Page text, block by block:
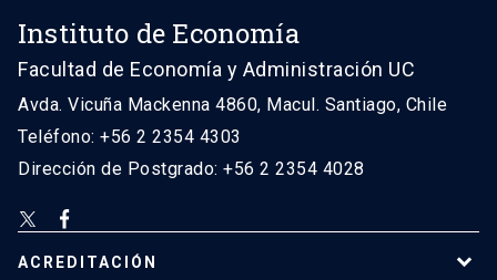
Instituto de Economía
Facultad de Economía y Administración UC
Avda. Vicuña Mackenna 4860, Macul. Santiago, Chile
Teléfono: +56 2 2354 4303
Dirección de Postgrado: +56 2 2354 4028
ACREDITACIÓN